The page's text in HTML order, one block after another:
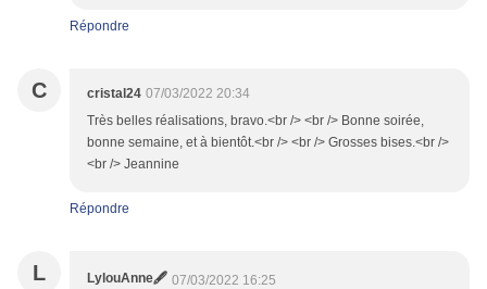
Répondre
C cristal24 07/03/2022 20:34
Très belles réalisations, bravo.<br /> <br /> Bonne soirée,
bonne semaine, et à bientôt.<br /> <br /> Grosses bises.<br />
<br /> Jeannine
Répondre
L LylouAnne🖋 07/03/2022 16:25